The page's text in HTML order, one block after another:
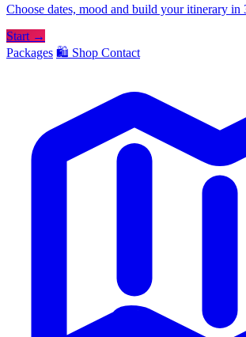
Choose dates, mood and build your itinerary in
Start →
Packages 🛍️ Shop Contact